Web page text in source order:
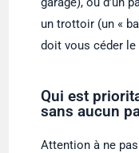
un trottoir (un «
doit vous céder le
Qui est
sans aucun
Attention à ne